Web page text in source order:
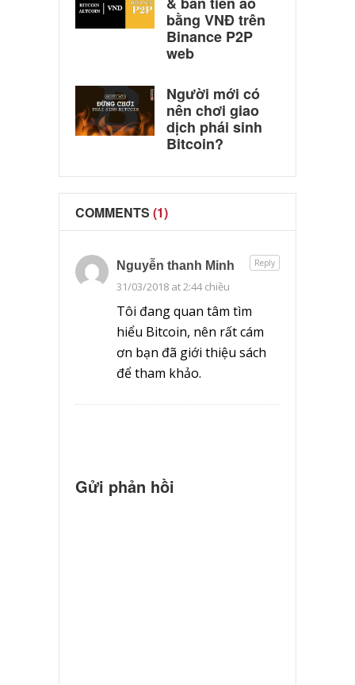
bằng VNĐ trên
Binance P2P
web
Người mới có
nên chơi giao
dịch phái sinh
Bitcoin?
COMMENTS (1)
Nguyễn thanh Minh
31/03/2018 at 2:44 chiều
Tôi đang quan tâm tìm
hiểu Bitcoin, nên rất cám
ơn bạn đã giới thiệu sách
để tham khảo.
Reply
Gửi phản hồi